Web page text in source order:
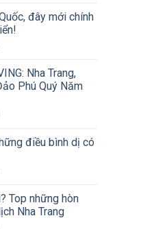
Bình
Hưng
đây mới chính
Nha Trang,
Phú Quý Năm
FREEDIVING:
và
điều bình dị có
Top những hòn
Nha Trang